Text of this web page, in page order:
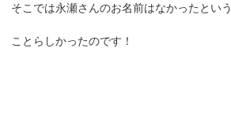
そこでは永瀬さんのお名前はなかったという
ことらしかったのです！